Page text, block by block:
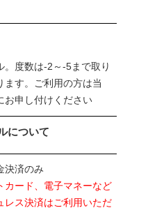
。度数は-2～-5まで取り
ます。ご利用の方は当
お申し付けください
について
決済のみ
カード、電子マネーなど
レス決済はご利用いただ